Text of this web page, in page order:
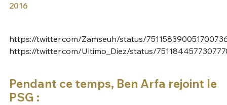
2016
https://twitter.com/Zamseuh/status/
https://twitter.com/Ultimo_Diez/status/
Pendant ce temps, Ben Arfa rejoint le
PSG :